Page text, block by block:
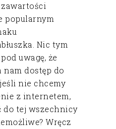
zawartości
popularnym
Nic tym
uwagę, że
dostęp do
nie chcemy
z internetem,
do tej wszechnicy
Wręcz